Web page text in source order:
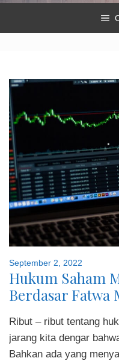
Hukum Saham
Berdasar Fatwa
September 2, 2022
Ribut – ribut tentang
jarang kita dengar
Bahkan ada yang